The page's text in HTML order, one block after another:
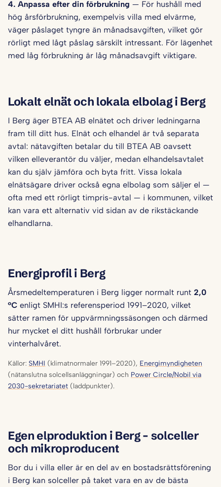
4. Anpassa efter din förbrukning — För hushåll med
hög årsförbrukning, exempelvis villa med elvärme,
väger påslaget tyngre än månadsavgiften, vilket gör
rörligt med lågt påslag särskilt intressant. För lägenhet
med låg förbrukning är låg månadsavgift viktigare.
Lokalt elnät och lokala elbolag i Berg
I Berg äger BTEA AB elnätet och driver ledningarna
fram till ditt hus. Elnät och elhandel är två separata
avtal: nätavgiften betalar du till BTEA AB oavsett
vilken elleverantör du väljer, medan elhandelsavtalet
kan du själv jämföra och byta fritt. Vissa lokala
elnätsägare driver också egna elbolag som säljer el —
ofta med ett rörligt timpris-avtal — i kommunen, vilket
kan vara ett alternativ vid sidan av de rikstäckande
elhandlarna.
Energiprofil i Berg
Årsmedeltemperaturen i Berg ligger normalt runt 2,0
°C enligt SMHI:s referensperiod 1991–2020, vilket
sätter ramen för uppvärmningssäsongen och därmed
hur mycket el ditt hushåll förbrukar under
vinterhalvåret.
Källor: SMHI (klimatnormaler 1991–2020), Energimyndigheten
(nätanslutna solcellsanläggningar) och Power Circle/Nobil via
2030-sekretariatet (laddpunkter).
Egen elproduktion i Berg – solceller
och mikroproducent
Bor du i villa eller är en del av en bostadsrättsförening
i Berg kan solceller på taket vara en av de bästa